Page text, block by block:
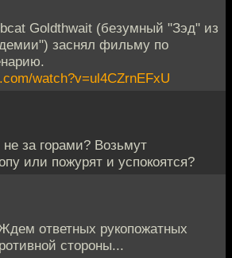
Goldthwait (безумный "Зэд" из
заснял фильму по
watch?v=ul4CZrnEFxU
за горами? Возьмут
или пожурят и успокоятся?
ответных рукопожатных
стороны...